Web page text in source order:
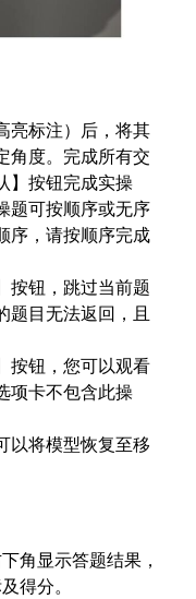
亮标注）后，将其
角度。完成所有交
】按钮完成实操
题可按顺序或无序
序，请按顺序完成
按钮，跳过当前题
题目无法返回，且
按钮，您可以观看
项卡不包含此操
以将模型恢复至移
角显示答题结果，
得分。